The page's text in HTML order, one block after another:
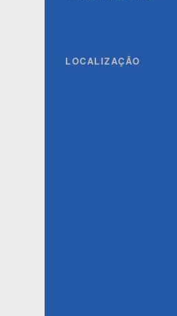
LOCALIZAÇÃO